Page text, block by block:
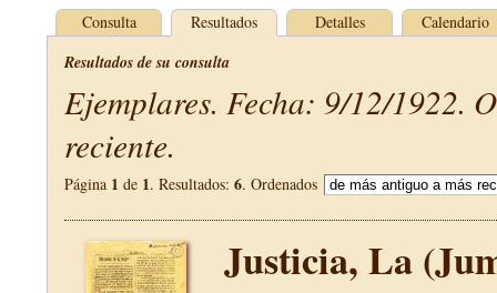
Consulta Resultados Detalles Calendario
Resultados de su consulta
Ejemplares. Fecha: 9/12/1922.
reciente.
Página 1 de 1. Resultados: 6. Ordenados
Justicia, La